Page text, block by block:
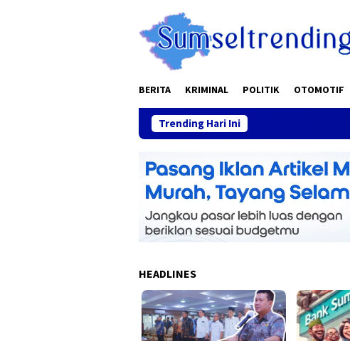
BERITA KRIMINAL POLITIK OTOMOTIF
Trending Hari Ini
HEADLINES